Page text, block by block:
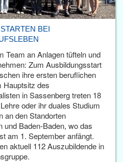
BEI
Team an Anlagen tüfteln und
Zum Ausbildungsstart
ihre ersten beruflichen
Hauptsitz des
in Sassenberg treten 18
oder ihr duales Studium
an den Standorten
und Baden-Baden, wo das
am 1. September anfängt.
aktuell 112 Auszubildende in